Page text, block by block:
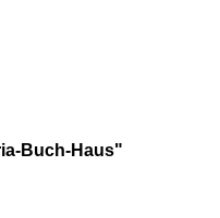
Buch-Haus"